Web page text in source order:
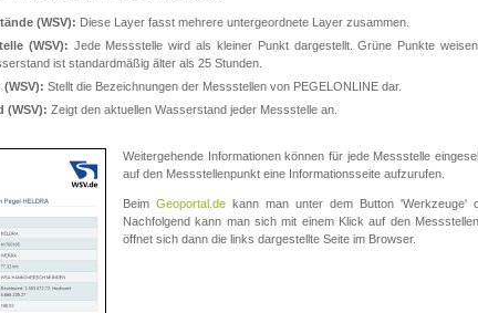
(WSV): Diese Layer fasst mehrere untergeordnete Layer zusammen.
(WSV): Jede Messstelle wird als kleiner Punkt dargestellt. Grüne Punkte
ist standardmäßig älter als 25 Stunden.
(WSV): Stellt die Bezeichnungen der Messstellen von PEGELONLINE dar.
(WSV): Zeigt den aktuellen Wasserstand jeder Messstelle an.
Weitergehende Informationen können für jede Messstelle
auf den Messstellenpunkt eine Informationsseite aufzurufen.
Beim Geoportal.de kann man unter dem Button 'Werkzeuge'
Nachfolgend kann man sich mit einem Klick auf den
öffnet sich dann die links dargestellte Seite im Browser.